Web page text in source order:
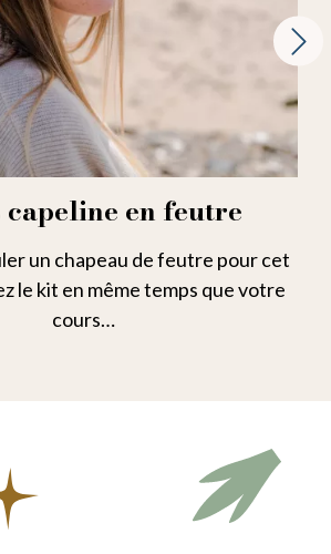
capeline en feutre
un chapeau de feutre pour cet
le kit en même temps que votre
cours…